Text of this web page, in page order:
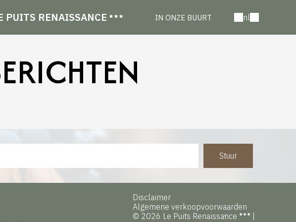
PUITS RENAISSANCE IN ONZE BUURT nl
Stuur
Disclaimer
Algemene verkoopvoorwaarden
© 2026 Le Puits Renaissance